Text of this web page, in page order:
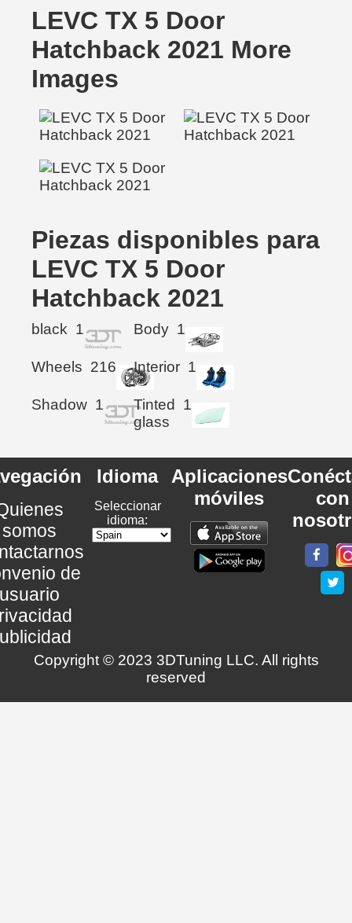
LEVC TX 5 Door
Hatchback 2021 More
Images
Piezas disponibles para
LEVC TX 5 Door
Hatchback 2021
black 1 Body 1
Wheels 216 Interior 1
Shadow 1
Tinted
glass
1
somos
de
Idioma
Seleccionar
idioma:
Aplicaciones
móviles
con
Copyright © 2023 3DTuning LLC. All rights
reserved